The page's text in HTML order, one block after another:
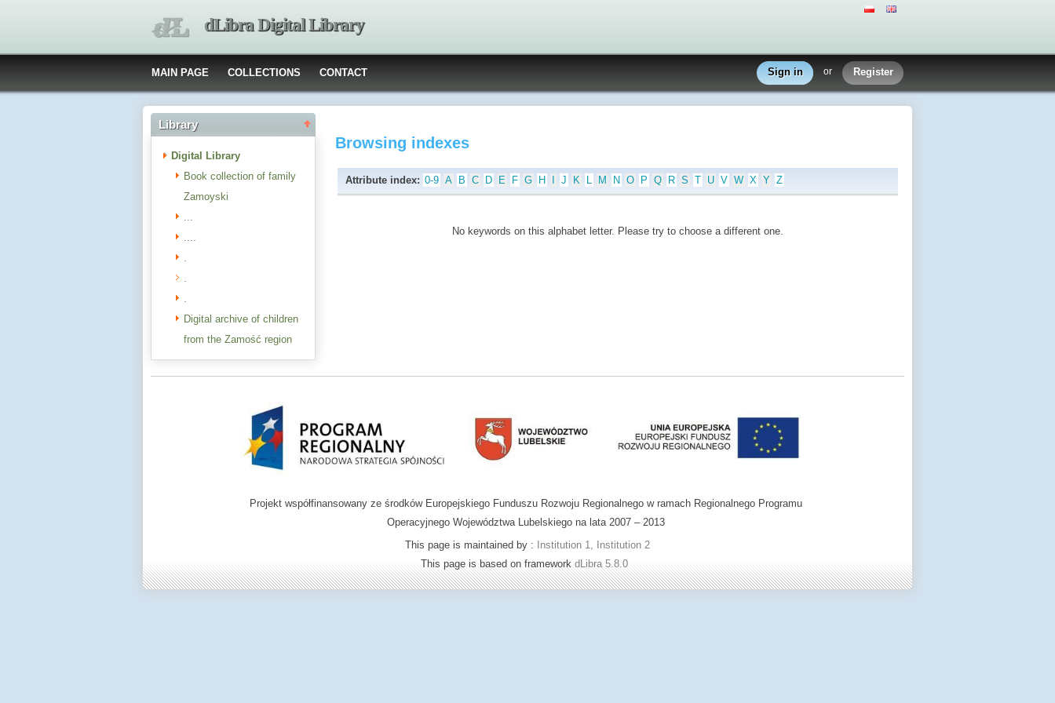
dLibra Digital Library
MAIN PAGE COLLECTIONS CONTACT Sign in or Register
Library
Digital Library
Book collection of family
Zamoyski
...
....
.
.
.
Digital archive of children
from the Zamość region
Browsing indexes
Attribute index: 0-9 A B C D E F G H J K L M N O P Q R S T U V W X Y Z
No keywords on this alphabet letter. Please try to choose a different one.
Projekt współfinansowany ze środków Europejskiego Funduszu Rozwoju Regionalnego w ramach Regionalnego Programu
Operacyjnego Województwa Lubelskiego na lata 2007 – 2013
This page is maintained by : Institution 1, Institution 2
This page is based on framework dLibra 5.8.0